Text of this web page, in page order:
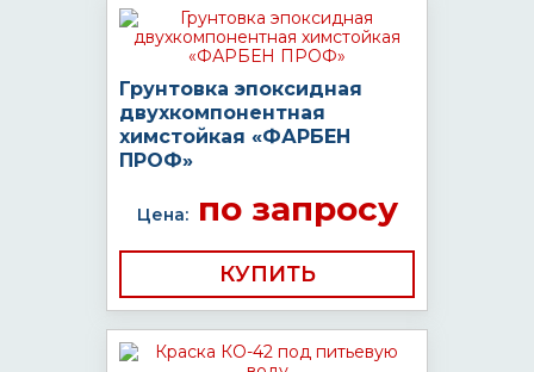
Грунтовка эпоксидная
двухкомпонентная
химстойкая «ФАРБЕН
ПРОФ»
Цена:по запросу
КУПИТЬ